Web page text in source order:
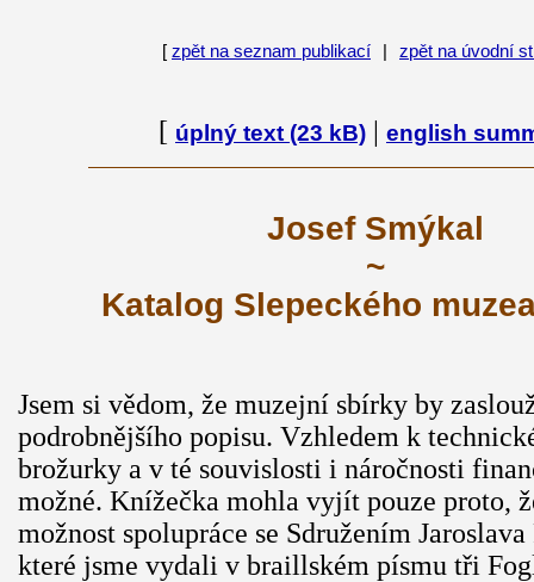
[ zpět na seznam publikací | zpět na úvodní
[ úplný text (23 kB) | english
Josef Smýkal
~
Katalog Slepeckého
Jsem si vědom, že muzejní sbírky by
podrobnějšího popisu. Vzhledem k
brožurky a v té souvislosti i náročnosti
možné. Knížečka mohla vyjít pouze proto,
možnost spolupráce se Sdružením
které jsme vydali v braillském písmu tři